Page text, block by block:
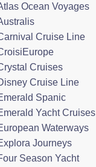
Ocean Voyages
Cruise Line
Cruises
Cruise Line
Spanic
Yacht Cruises
Waterways
Journeys
Season Yacht